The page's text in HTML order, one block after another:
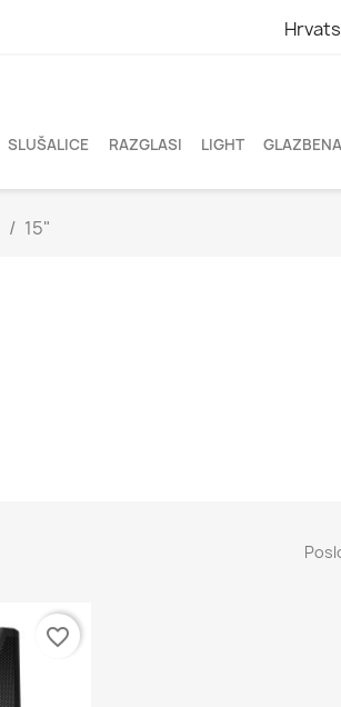
SLUŠALICE RAZGLASI LIGHT
15"
favorite_border